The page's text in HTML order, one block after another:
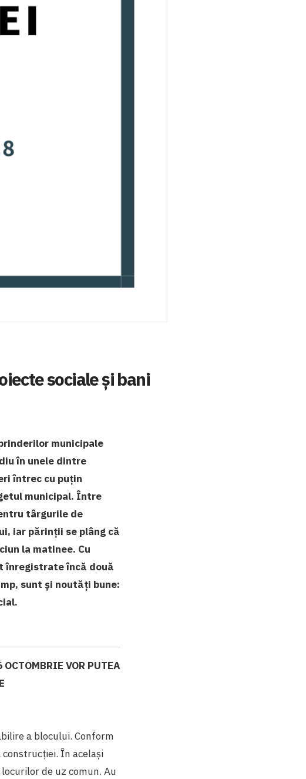
sociale și bani
municipale
în unele dintre
întrec cu puțin
municipal. Între
târgurile de
iar părinții se plâng că
la matinee. Cu
înregistrate încă două
sunt și noutăți bune:
VOR PUTEA
a blocului. Conform
În același
de uz comun. Au